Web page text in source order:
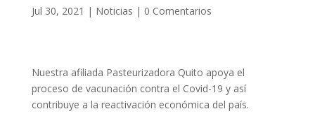
Jul 30, 2021 | Noticias | 0 Comentarios
Nuestra afiliada Pasteurizadora Quito apoya el
proceso de vacunación contra el Covid-19 y así
contribuye a la reactivación económica del país.